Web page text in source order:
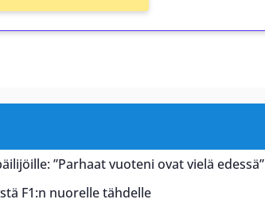
”Parhaat vuoteni ovat vielä edessä”
F1:n nuorelle tähdelle